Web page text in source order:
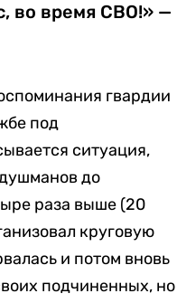
во время СВО!» —
гвардии
под
ситуация,
до
раза выше (20
круговую
и потом вновь
подчиненных, но